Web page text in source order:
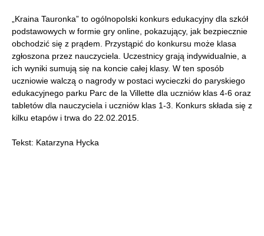
„Kraina Tauronka” to ogólnopolski konkurs edukacyjny dla szkół
podstawowych w formie gry online, pokazujący, jak bezpiecznie
obchodzić się z prądem. Przystąpić do konkursu może klasa
zgłoszona przez nauczyciela. Uczestnicy grają indywidualnie, a
ich wyniki sumują się na koncie całej klasy. W ten sposób
uczniowie walczą o nagrody w postaci wycieczki do paryskiego
edukacyjnego parku Parc de la Villette dla uczniów klas 4-6 oraz
tabletów dla nauczyciela i uczniów klas 1-3. Konkurs składa się z
kilku etapów i trwa do 22.02.2015.
Tekst: Katarzyna Hycka